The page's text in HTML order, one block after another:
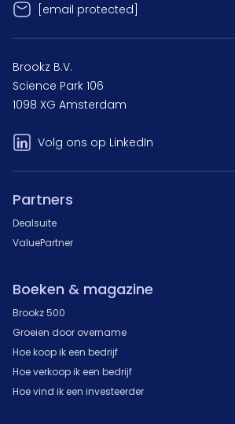
[email protected]
Brookz B.V.
Science Park 106
1098 XG Amsterdam
Volg ons op LinkedIn
Partners
Dealsuite
ValuePartner
Boeken & magazine
Brookz 500
Groeien door overname
Hoe koop ik een bedrijf
Hoe verkoop ik een bedrijf
Hoe vind ik een investeerder